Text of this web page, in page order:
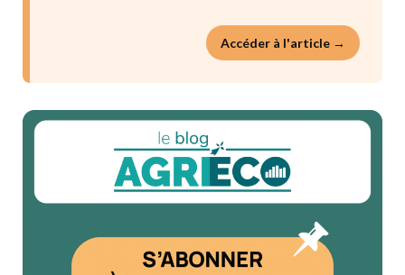
Accéder à l'article →